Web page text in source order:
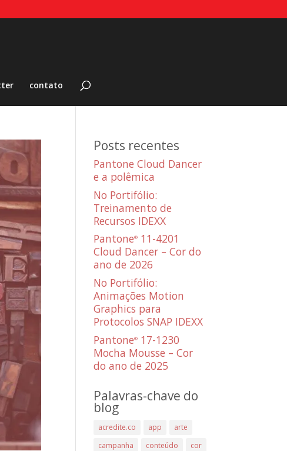
contato
Posts recentes
Pantone Cloud Dancer
e a polêmica
No Portifólio:
Treinamento de
Recursos IDEXX
Pantone® 11-4201
Cloud Dancer – Cor do
ano de 2026
No Portifólio:
Animações Motion
Graphics para
Protocolos SNAP IDEXX
Pantone® 17-1230
Mocha Mousse – Cor
do ano de 2025
Palavras-chave do
blog
acredite.co app
arte
campanha
conteúdo
cor